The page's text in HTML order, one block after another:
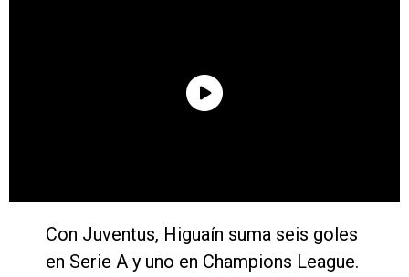
Con Juventus, Higuaín suma seis goles
en Serie A y uno en Champions League.